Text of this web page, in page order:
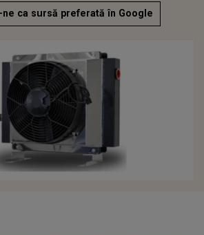
ne ca sursă preferată în Google